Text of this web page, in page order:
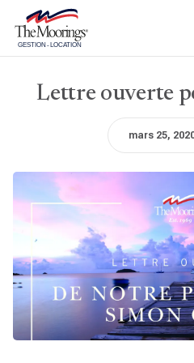
GESTION - LOCATION
Lettre ouverte
mars 25,